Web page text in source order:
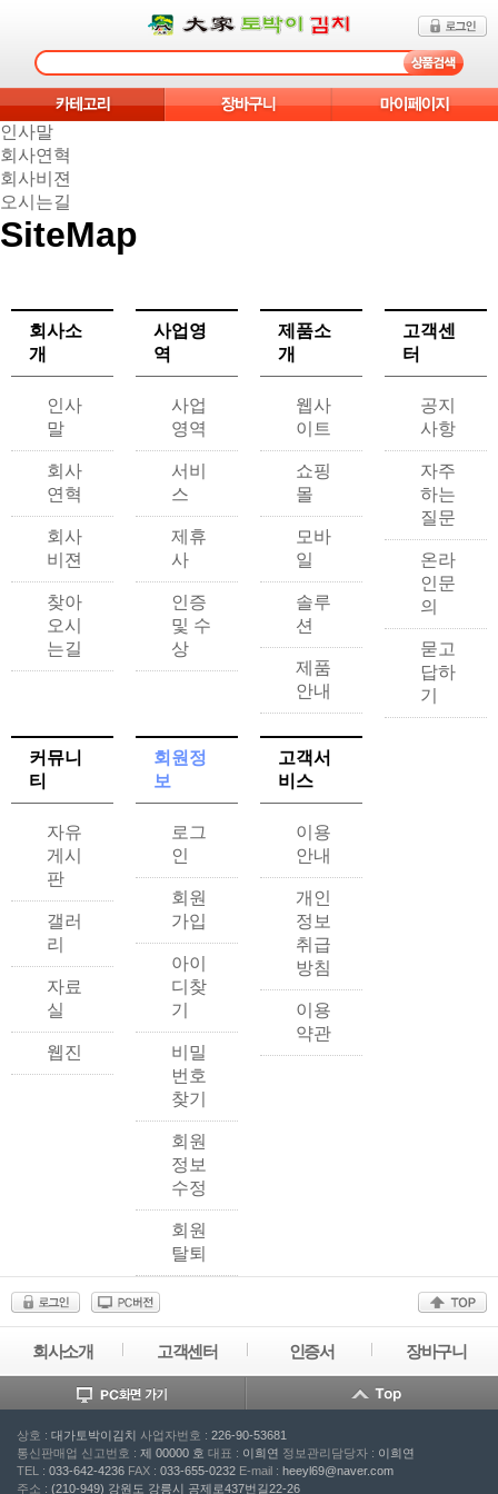
인사말
회사연혁
회사비젼
오시는길
SiteMap
회사소
개
인사
말
회사
연혁
회사
비젼
찾아
오시
는길
사업영
역
사업
영역
서비
스
제휴
사
인증
및 수
상
제품소
개
웹사
이트
쇼핑
몰
모바
일
솔루
션
제품
안내
고객센
터
공지
사항
자주
하는
질문
온라
인문
의
묻고
답하
기
커뮤니
티
자유
게시
판
갤러
리
자료
실
웹진
회원정
보
로그
인
회원
가입
아이
디찾
기
비밀
번호
찾기
회원
정보
수정
회원
탈퇴
고객서
비스
이용
안내
개인
정보
취급
방침
이용
약관
회사소개 고객센터 인증서 장바구니
상호 : 대가토박이김치 사업자번호 : 226-90-53681
통신판매업 신고번호 : 제 00000 호 대표 : 이희연 정보관리담당자 : 이희연
TEL : 033-642-4236 FAX : 033-655-0232 E-mail : heeyl69@naver.com
주소 : (210-949) 강원도 강릉시 공제로437번길22-26